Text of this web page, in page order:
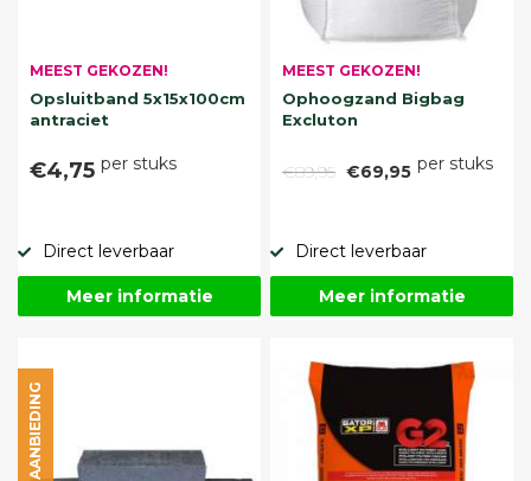
MEEST GEKOZEN!
Opsluitband 5x15x100cm
antraciet
€4,75 per stuks
Direct leverbaar
Meer informatie
MEEST GEKOZEN!
Ophoogzand Bigbag
Excluton
€89,95 €69,95 per stuks
Direct leverbaar
Meer informatie
AANBIEDING